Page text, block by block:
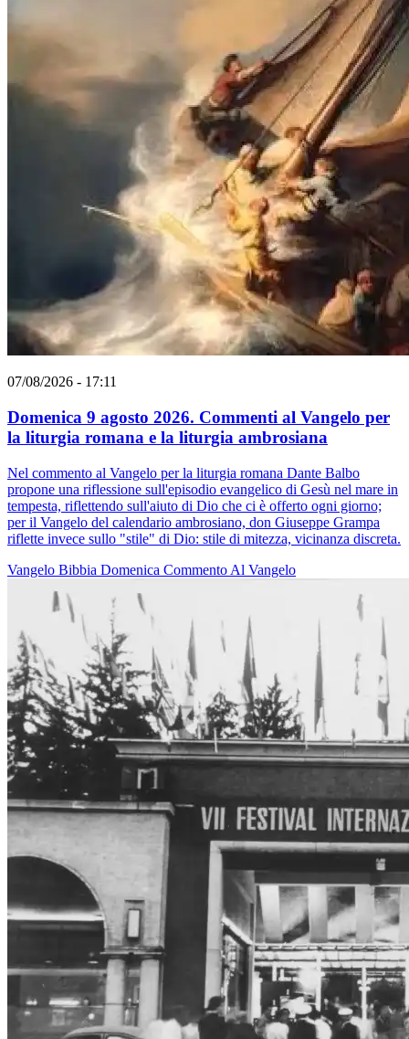
07/08/2026 - 17:11
Domenica 9 agosto 2026. Commenti al Vangelo per
la liturgia romana e la liturgia ambrosiana
Nel commento al Vangelo per la liturgia romana Dante Balbo
propone una riflessione sull'episodio evangelico di Gesù nel mare in
tempesta, riflettendo sull'aiuto di Dio che ci è offerto ogni giorno;
per il Vangelo del calendario ambrosiano, don Giuseppe Grampa
riflette invece sullo "stile" di Dio: stile di mitezza, vicinanza discreta.
Vangelo Bibbia Domenica Commento Al Vangelo